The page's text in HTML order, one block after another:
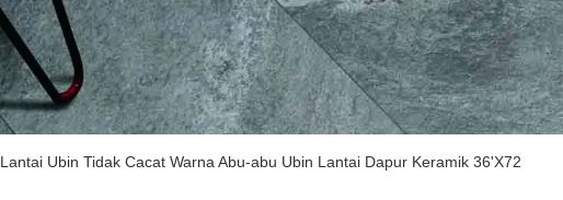
Lantai Ubin Tidak Cacat Warna Abu-abu Ubin Lantai Dapur Keramik 36'X72